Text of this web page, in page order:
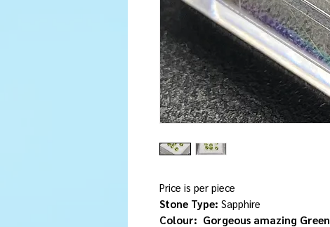
Price is per piece
Stone Type: Sapphire
Colour: Gorgeous amazing Green